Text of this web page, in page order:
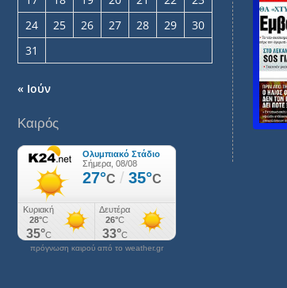
24
25 26 27 28 29
30
31
« Ιούν
Καιρός
πρόγνωση καιρού από το weather.gr